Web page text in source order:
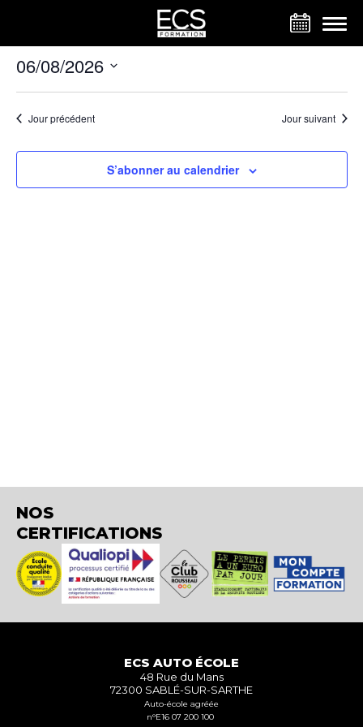
06/08/2026
une
Jour précédent Jour suivant
S’abonner au calendrier
NOS
CERTIFICATIONS
ECS AUTO ÉCOLE
48 Rue du Mans
72300 SABLÉ-SUR-SARTHE
Auto-école agréée
n°E16 07 200 100